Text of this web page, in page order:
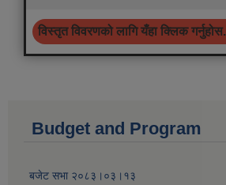
विस्तृत विवरणको लागि यँहा क्लिक
Budget and Program
बजेट सभा २०८३।०३।१३